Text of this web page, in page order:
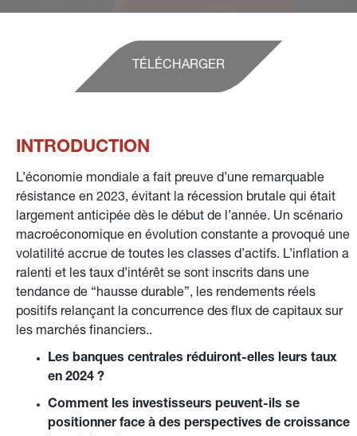
TÉLÉCHARGER
INTRODUCTION
L’économie mondiale a fait preuve d’une remarquable
résistance en 2023, évitant la récession brutale qui était
largement anticipée dès le début de l’année. Un scénario
macroéconomique en évolution constante a provoqué une
volatilité accrue de toutes les classes d’actifs. L’inflation a
ralenti et les taux d’intérêt se sont inscrits dans une
tendance de “hausse durable”, les rendements réels
positifs relançant la concurrence des flux de capitaux sur
les marchés financiers..
Les banques centrales réduiront-elles leurs taux
en 2024 ?
Comment les investisseurs peuvent-ils se
positionner face à des perspectives de croissance